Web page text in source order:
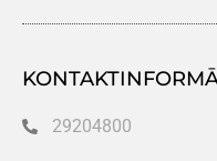
29204800